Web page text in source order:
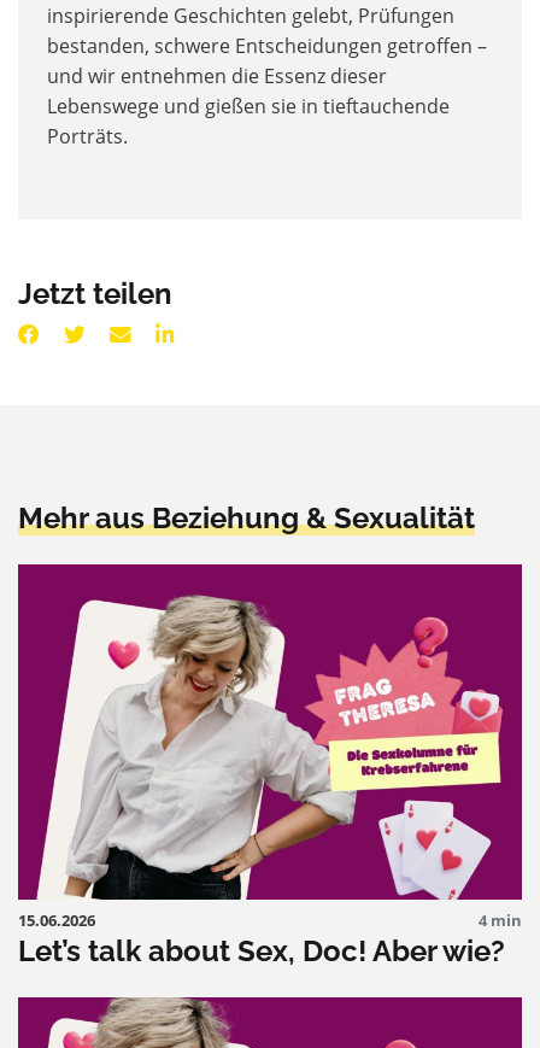
inspirierende Geschichten gelebt, Prüfungen
bestanden, schwere Entscheidungen getroffen –
und wir entnehmen die Essenz dieser
Lebenswege und gießen sie in tieftauchende
Porträts.
Jetzt teilen
Mehr aus Beziehung & Sexualität
15.06.2026 4 min
Let’s talk about Sex, Doc! Aber wie?